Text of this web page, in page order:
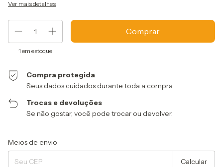
Ver mais detalhes
1 em estoque
Compra protegida
Seus dados cuidados durante toda a compra.
Trocas e devoluções
Se não gostar, você pode trocar ou devolver.
Entregas para o CEP:
Meios de envio
Calcular